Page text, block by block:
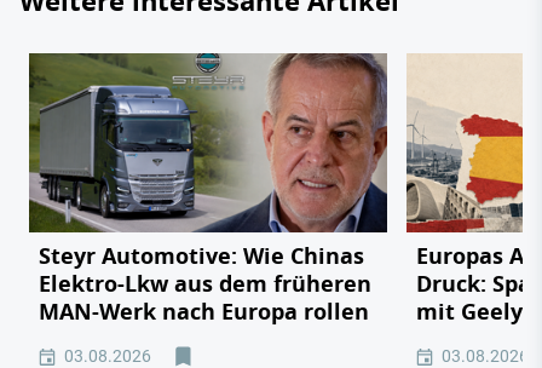
Steyr Automotive: Wie Chinas
Elektro-Lkw aus dem früheren
MAN-Werk nach Europa rollen
03.08.2026
Europas
Druck:
mit Geely,
03.08.2026